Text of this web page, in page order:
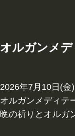
オルガンメ
2026年7月10日(金)
オルガンメディテ
晩の祈りとオルガ